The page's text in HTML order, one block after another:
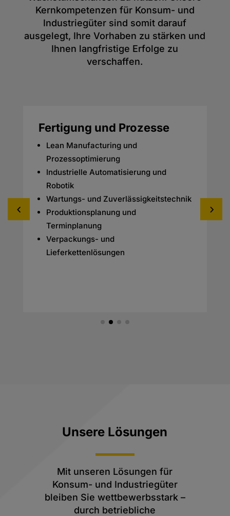
Kernkompetenzen für Konsum- und
Industriegüter sind somit darauf
ausgelegt, Ihre Vorhaben zu stärken und
Ihnen langfristige Erfolge zu
verschaffen.
Fertigung und Prozesse
Lean Manufacturing und
Prozessoptimierung
Industrielle Automatisierung und
Robotik
Wartungs- und Zuverlässigkeitstechnik
Produktionsplanung und
Terminplanung
Verpackungs- und
Lieferkettenlösungen
Unsere Lösungen
Mit unseren Lösungen für
Konsum- und Industriegüter
bleiben Sie wettbewerbsstark –
durch betriebliche